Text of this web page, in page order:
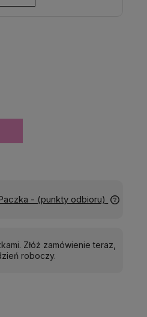
w: 24 godziny
Złóż zamówienie teraz,
roboczy.